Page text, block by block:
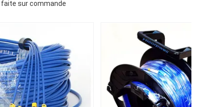
faite sur commande